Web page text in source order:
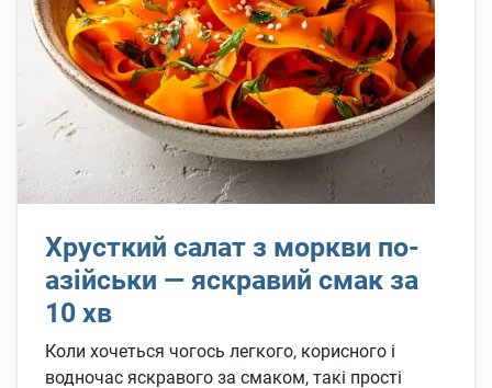
Хрусткий салат з моркви по-
азійськи — яскравий смак за
10 хв
Коли хочеться чогось легкого, корисного і
водночас яскравого за смаком, такі прості